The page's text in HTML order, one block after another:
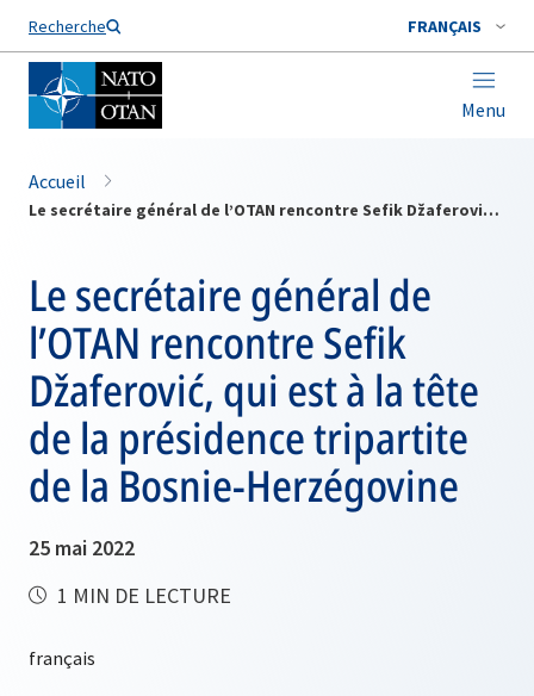
Recherche FRANÇAIS
Menu
Nom de famille*
Accueil
Le secrétaire général de l’OTAN rencontre Sefik Džaferović, qui est à la tête de la présidence tripartite de la Bosnie-Herzégovine
Le secrétaire général de
l’OTAN rencontre Sefik
Džaferović, qui est à la tête
de la présidence tripartite
de la Bosnie-Herzégovine
25 mai 2022
1 MIN DE LECTURE